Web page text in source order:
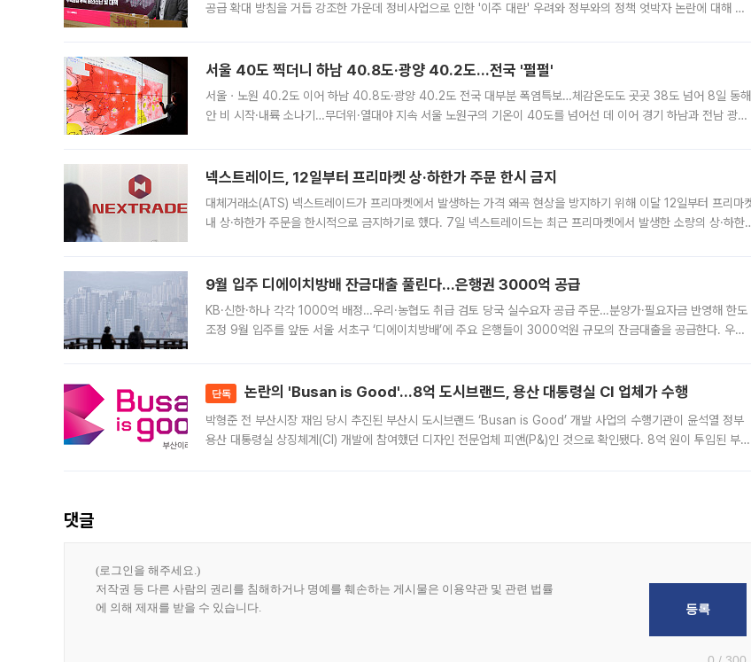
공급 확대 방침을 거듭 강조한 가운데 정비사업으로 인한 '이주 대란' 우려와 정부와의 정책 엇박자 논란에 대해 정
서울 40도 찍더니 하남 40.8도·광양 40.2도…전국 '펄펄'
서울ㆍ노원 40.2도 이어 하남 40.8도·광양 40.2도 전국 대부분 폭염특보…체감온도도 곳곳 38도 넘어 8일 동해
안 비 시작·내륙 소나기…무더위·열대야 지속 서울 노원구의 기온이 40도를 넘어선 데 이어 경기 하남과 전남 광양
넥스트레이드, 12일부터 프리마켓 상·하한가 주문 한시 금지
대체거래소(ATS) 넥스트레이드가 프리마켓에서 발생하는 가격 왜곡 현상을 방지하기 위해 이달 12일부터 프리마
내 상·하한가 주문을 한시적으로 금지하기로 했다. 7일 넥스트레이드는 최근 프리마켓에서 발생한 소량의 상·하한
9월 입주 디에이치방배 잔금대출 풀린다…은행권 3000억 공급
KB·신한·하나 각각 1000억 배정…우리·농협도 취급 검토 당국 실수요자 공급 주문…분양가·필요자금 반영해 한도
조정 9월 입주를 앞둔 서울 서초구 ‘디에이치방배’에 주요 은행들이 3000억원 규모의 잔금대출을 공급한다. 우리
단독 논란의 'Busan is Good'…8억 도시브랜드, 용산 대통령실 CI 업체가 수행
박형준 전 부산시장 재임 당시 추진된 부산시 도시브랜드 ‘Busan is Good’ 개발 사업의 수행기관이 윤석열 정부
용산 대통령실 상징체계(CI) 개발에 참여했던 디자인 전문업체 피앤(P&)인 것으로 확인됐다. 8억 원이 투입된 부산
댓글